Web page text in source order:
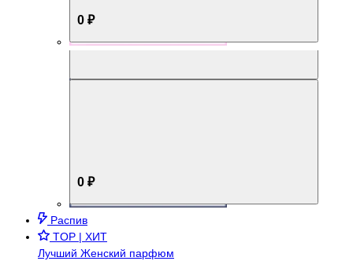
0 ₽
0 ₽
Распив
TOP | ХИТ
Лучший Женский парфюм